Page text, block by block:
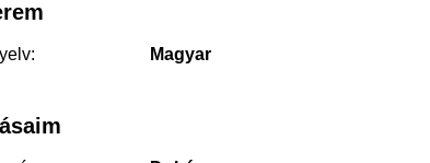
Magyar